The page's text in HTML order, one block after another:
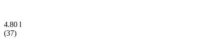
4.80 l
(37)